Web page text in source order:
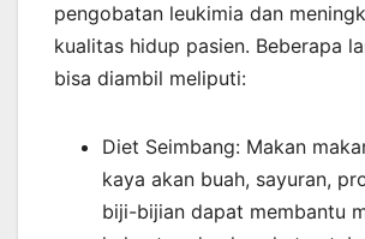
pengobatan leukimia dan
kualitas hidup pasien. Beberapa
bisa diambil meliputi:
Diet Seimbang: Makan
kaya akan buah, sayuran,
biji-bijian dapat membantu